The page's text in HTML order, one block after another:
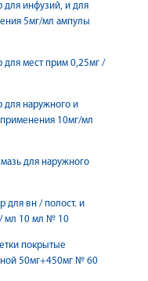
для инфузий, и для
5мг/мл ампулы
для мест прим 0,25мг /
для наружного и
10мг/мл
для наружного
для вн / полост. и
мл 10 мл № 10
покрытые
50мг+450мг № 60